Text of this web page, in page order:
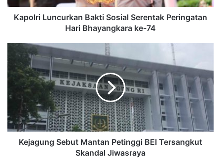
Kapolri Luncurkan Bakti Sosial Serentak Peringatan
Hari Bhayangkara ke-74
Kejagung Sebut Mantan Petinggi BEI Tersangkut
Skandal Jiwasraya